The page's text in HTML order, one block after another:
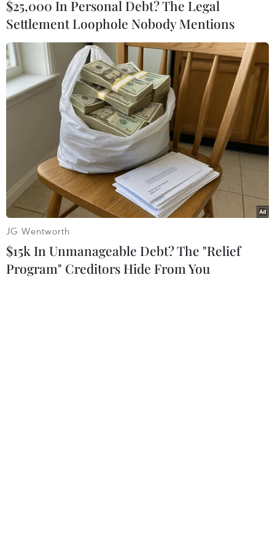
(TTXVN/Vietnam+)
#cop26 #biến đổi khí hậu #khí thải
#phát thải
#hiệp ước paris
Australia
$25,000 In Personal Debt? The Legal
Settlement Loophole Nobody Mentions
JG Wentworth
$15k In Unmanageable Debt? The "Relief
Program" Creditors Hide From You